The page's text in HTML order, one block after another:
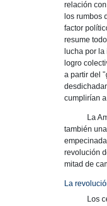
relación
los rumbos
factor
resume
lucha por
logro
a partir del
cumplirían
La
también
revolución
mitad de
La
Los